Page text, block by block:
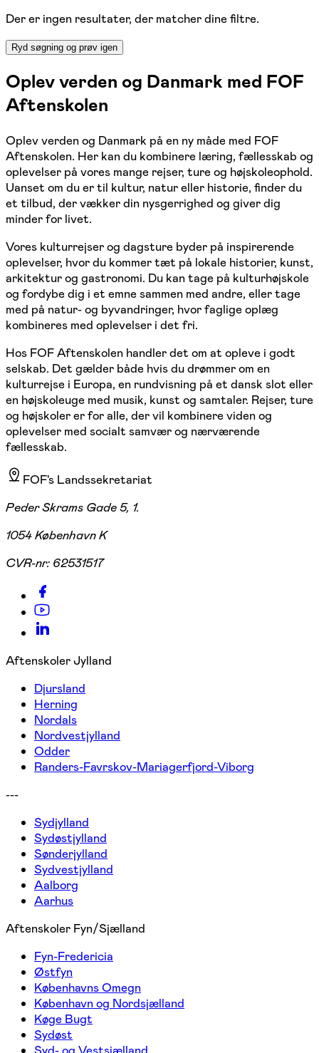
Der er ingen resultater, der matcher dine filtre.
Ryd søgning og prøv igen
Oplev verden og Danmark med FOF
Aftenskolen
Oplev verden og Danmark på en ny måde med FOF
Aftenskolen. Her kan du kombinere læring, fællesskab og
oplevelser på vores mange rejser, ture og højskoleophold.
Uanset om du er til kultur, natur eller historie, finder du
et tilbud, der vækker din nysgerrighed og giver dig
minder for livet.
Vores kulturrejser og dagsture byder på inspirerende
oplevelser, hvor du kommer tæt på lokale historier, kunst,
arkitektur og gastronomi. Du kan tage på kulturhøjskole
og fordybe dig i et emne sammen med andre, eller tage
med på natur- og byvandringer, hvor faglige oplæg
kombineres med oplevelser i det fri.
Hos FOF Aftenskolen handler det om at opleve i godt
selskab. Det gælder både hvis du drømmer om en
kulturrejse i Europa, en rundvisning på et dansk slot eller
en højskoleuge med musik, kunst og samtaler. Rejser, ture
og højskoler er for alle, der vil kombinere viden og
oplevelser med socialt samvær og nærværende
fællesskab.
FOF's Landssekretariat
Peder Skrams Gade 5, 1.
1054 København K
CVR-nr: 62531517
Aftenskoler Jylland
Djursland
Herning
Nordals
Nordvestjylland
Odder
Randers-Favrskov-Mariagerfjord-Viborg
---
Sydjylland
Sydøstjylland
Sønderjylland
Sydvestjylland
Aalborg
Aarhus
Aftenskoler Fyn/Sjælland
Fyn-Fredericia
Østfyn
Københavns Omegn
København og Nordsjælland
Køge Bugt
Sydøst